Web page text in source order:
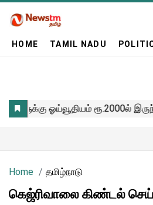
HOME TAMIL NADU
Home தமிழ்நாடு
கெஜ்ரிவாலை கிண்டல்